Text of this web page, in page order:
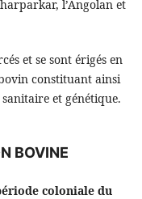
l’Angolan et
et se sont érigés en
constituant ainsi
et génétique.
BOVINE
coloniale du